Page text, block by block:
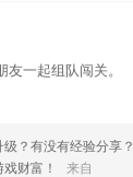
一起组队闯关。
？有没有经验分享？
财富！
来自